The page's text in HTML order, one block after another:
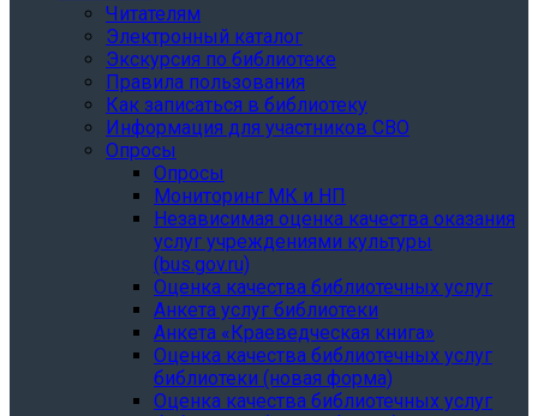
Читателям
Электронный каталог
Экскурсия по библиотеке
Правила пользования
Как записаться в библиотеку
Информация для участников СВО
Опросы
Опросы
Мониторинг МК и НП
Независимая оценка качества оказания
услуг учреждениями культуры
(bus.gov.ru)
Оценка качества библиотечных услуг
Анкета услуг библиотеки
Анкета «Краеведческая книга»
Oценка качества библиотечных услуг
библиотеки (новая форма)
Oценка качества библиотечных услуг